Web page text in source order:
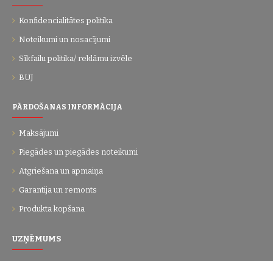
Konfidencialitātes politika
Noteikumi un nosacījumi
Sīkfailu politika/ reklāmu izvēle
BUJ
PĀRDOŠANAS INFORMĀCIJA
Maksājumi
Piegādes un piegādes noteikumi
Atgriešana un apmaiņa
Garantija un remonts
Produkta kopšana
UZŅĒMUMS